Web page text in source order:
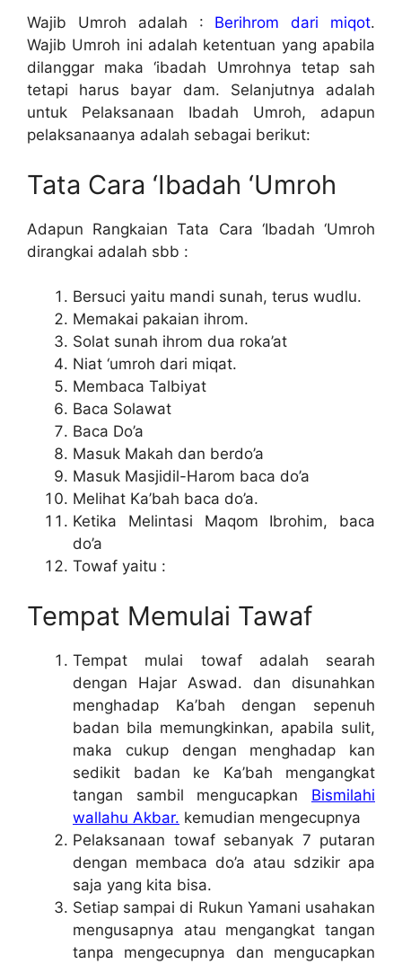
Wajib Umroh adalah : Berihrom dari miqot.
Wajib Umroh ini adalah ketentuan yang apabila
dilanggar maka ‘ibadah Umrohnya tetap sah
tetapi harus bayar dam. Selanjutnya adalah
untuk Pelaksanaan Ibadah Umroh, adapun
pelaksanaanya adalah sebagai berikut:
Tata Cara ‘Ibadah ‘Umroh
Adapun Rangkaian Tata Cara ‘Ibadah ‘Umroh
dirangkai adalah sbb :
Bersuci yaitu mandi sunah, terus wudlu.
Memakai pakaian ihrom.
Solat sunah ihrom dua roka’at
Niat ‘umroh dari miqat.
Membaca Talbiyat
Baca Solawat
Baca Do’a
Masuk Makah dan berdo’a
Masuk Masjidil-Harom baca do’a
Melihat Ka’bah baca do’a.
Ketika Melintasi Maqom Ibrohim, baca
do’a
Towaf yaitu :
Tempat Memulai Tawaf
Tempat mulai towaf adalah searah
dengan Hajar Aswad. dan disunahkan
menghadap Ka’bah dengan sepenuh
badan bila memungkinkan, apabila sulit,
maka cukup dengan menghadap kan
sedikit badan ke Ka’bah mengangkat
tangan sambil mengucapkan Bismilahi
wallahu Akbar. kemudian mengecupnya
Pelaksanaan towaf sebanyak 7 putaran
dengan membaca do’a atau sdzikir apa
saja yang kita bisa.
Setiap sampai di Rukun Yamani usahakan
mengusapnya atau mengangkat tangan
tanpa mengecupnya dan mengucapkan